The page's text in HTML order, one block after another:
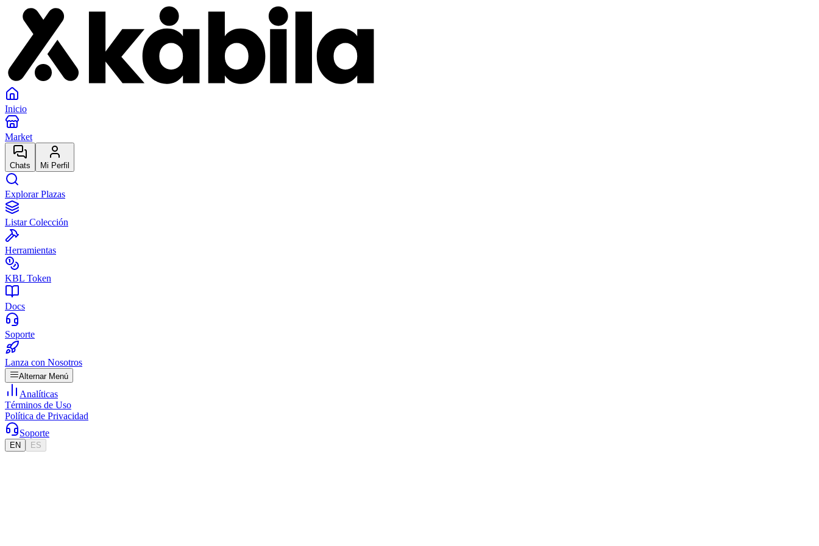
Inicio
Market
Chats Mi Perfil
Explorar Plazas
Listar Colección
Herramientas
KBL Token
Docs
Soporte
Lanza con Nosotros
Alternar Menú
Analíticas
Términos de Uso
Política de Privacidad
Soporte
EN ES